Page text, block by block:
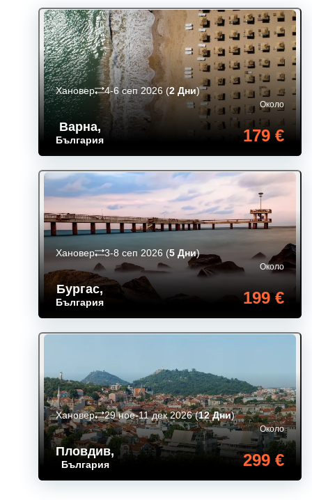
Варна,
България
Около
179 €
Хановер 4-6 сеп 2026(2 Дни)
Бургас,
България
Около
199 €
Хановер 3-8 сеп 2026 (5 Дни)
Пловдив,
България
Около
299 €
Хановер 29 ное-11 дек 2026(12 Дни)